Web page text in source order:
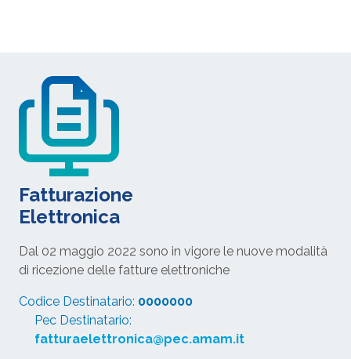
Fatturazione
Elettronica
Dal 02 maggio 2022 sono in vigore le nuove modalità
di ricezione delle fatture elettroniche
Codice Destinatario: 0000000
Pec Destinatario:
fatturaelettronica@pec.amam.it